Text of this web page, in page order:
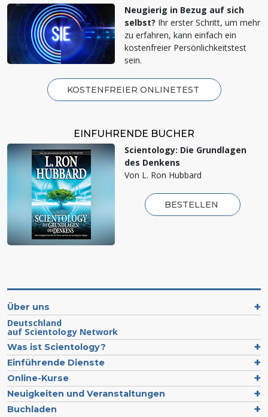
Neugierig in Bezug auf sich
selbst? Ihr erster Schritt, um mehr
zu erfahren, kann einfach ein
kostenfreier Persönlichkeitstest
sein.
KOSTENFREIER ONLINE­TEST
EINFÜHRENDE BÜCHER
Scientology: Die Grundlagen
des Denkens
Von L. Ron Hubbard
BESTELLEN
Über uns
Deutschland
auf Scientology Network
Was ist Scientology?
Einführende Dienste
Online-Kurse
Neuigkeiten und Veranstaltungen
Buchladen